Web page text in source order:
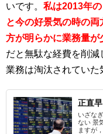
いです。 私は2013年
と今の好景気の時の
方が明らかに業務量が
だと無駄な経費を削
業務は淘汰されていた
正直
いざな
ない 景
ますが